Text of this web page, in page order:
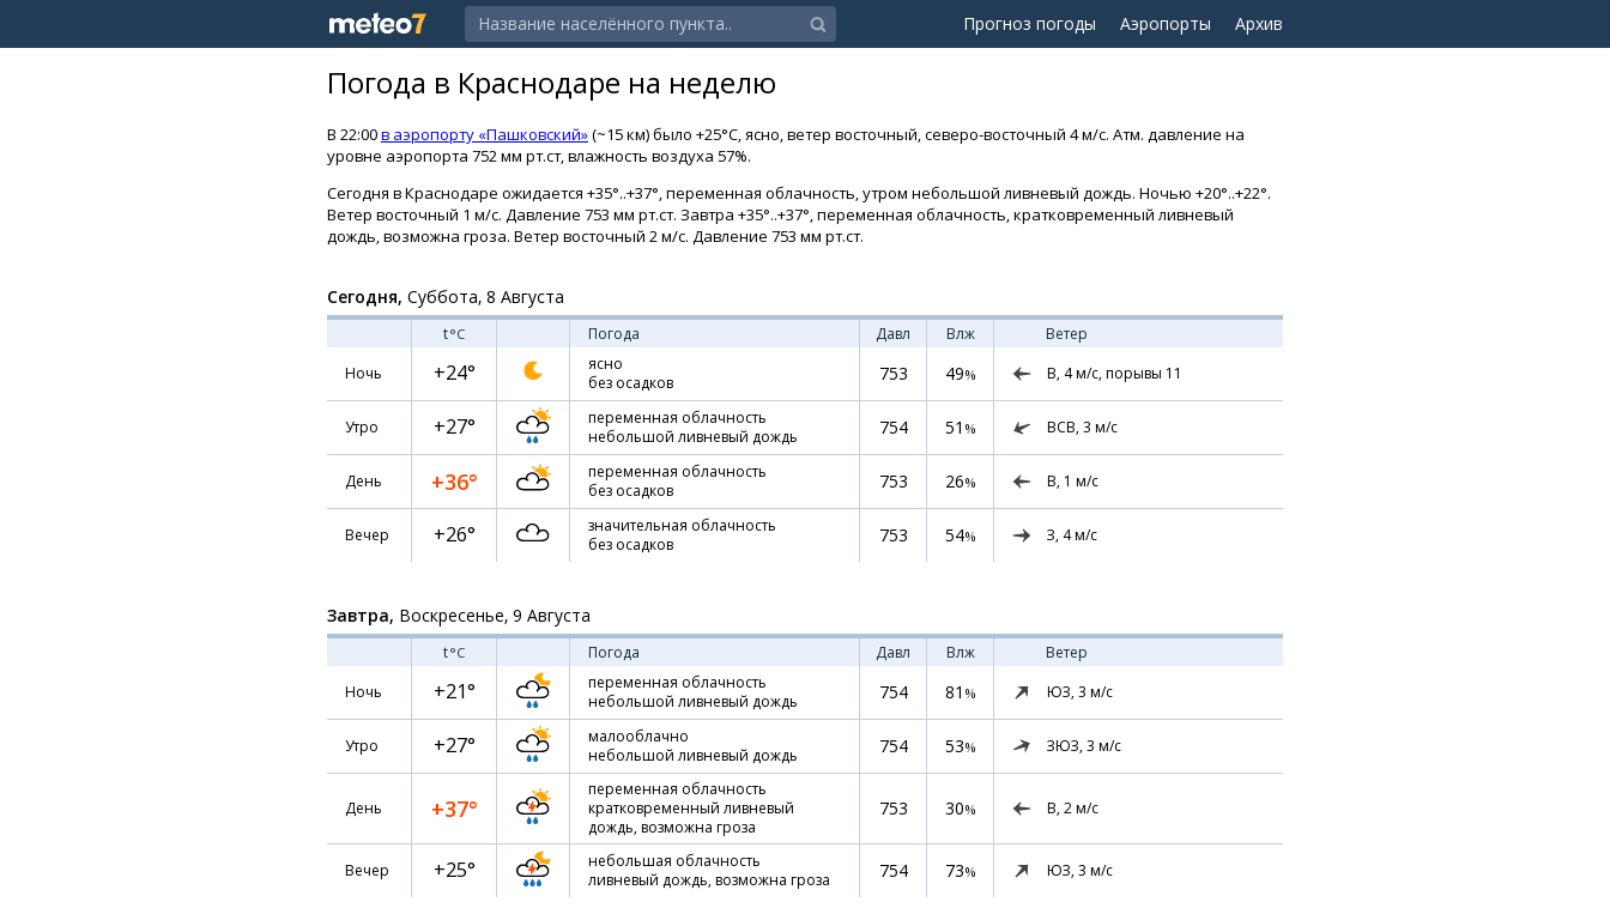
Прогноз погоды Аэропорты Архив
Погода в Краснодаре на неделю
В 22:00в аэропорту «Пашковский»(~15 км) было +25°C, ясно, ветер восточный, северо-восточный 4 м/с. Атм. давление на
уровне аэропорта 752 мм рт.ст, влажность воздуха 57%.
Сегодня в Краснодаре ожидается +35°..+37°, переменная облачность, утром небольшой ливневый дождь. Ночью +20°..+22°.
Ветер восточный 1 м/с. Давление 753 мм рт.ст. Завтра +35°..+37°, переменная облачность, кратковременный ливневый
дождь, возможна гроза. Ветер восточный 2 м/с. Давление 753 мм рт.ст.
Сегодня, Суббота, 8 Августа
t°C Погода Давл Влж
Ветер
Ночь
+24°
ясно
без осадков
753 49% В, 4м/с, порывы 11
Утро +27°
переменная облачность
небольшой ливневый дождь
754 51 % ВСВ, 3 м/с
День +36°
переменная облачность
без осадков
753 26% В, 1 м/с
Вечер +26°
значительная облачность
без осадков
753 54% З, 4м/с
Завтра, Воскресенье, 9 Августа
t°C Погода Давл Влж
Ветер
Ночь
+21°
переменная облачность
небольшой ливневый дождь
754 81 % ЮЗ, 3 м/с
Утро +27°
малооблачно
небольшой ливневый дождь
754 53% ЗЮЗ, 3 м/с
День +37°
переменная облачность
кратковременный ливневый
дождь, возможна гроза
753 30% В, 2м/с
Вечер +25°
небольшая облачность
ливневый дождь, возможна гроза
754 73% ЮЗ, 3 м/с